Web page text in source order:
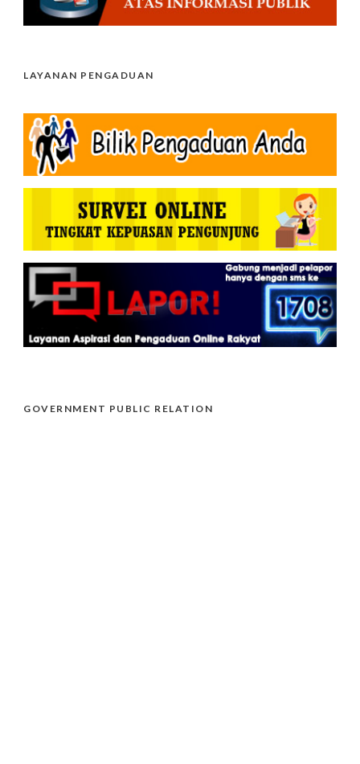
LAYANAN PENGADUAN
GOVERNMENT PUBLIC RELATION